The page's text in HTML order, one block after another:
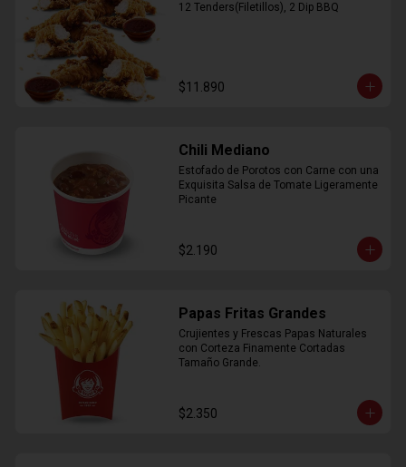
12 Tenders(Filetillos), 2 Dip BBQ
$11.890
Chili Mediano
Estofado de Porotos con Carne con una
Exquisita Salsa de Tomate Ligeramente
Picante
$2.190
Papas Fritas Grandes
Crujientes y Frescas Papas Naturales
con Corteza Finamente Cortadas
Tamaño Grande.
$2.350